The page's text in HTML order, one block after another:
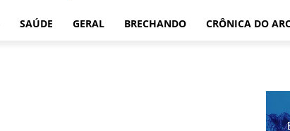
SAÚDE GERAL BRECHANDO CRÔNICA DO